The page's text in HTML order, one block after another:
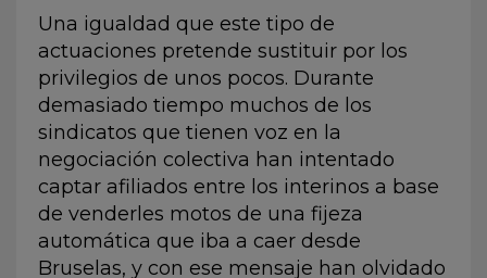
Una igualdad que este tipo de
actuaciones pretende sustituir por los
privilegios de unos pocos. Durante
demasiado tiempo muchos de los
sindicatos que tienen voz en la
negociación colectiva han intentado
captar afiliados entre los interinos a base
de venderles motos de una fijeza
automática que iba a caer desde
Bruselas, y con ese mensaje han olvidado